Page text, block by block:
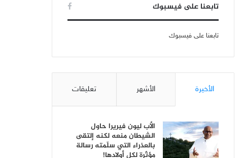
تابعنا على فيسبوك
تابعنا على فيسبوك
الأخيرة الأشهر تعليقات
الأب ليون فيريرا حاول
الشيطان منعه لكنه إلتقى
بالعذراء التي سلّمته رسالة
مؤثّرة لكل أولادها!